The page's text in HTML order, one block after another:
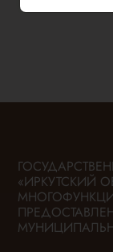
«ИРКУТСКИЙ